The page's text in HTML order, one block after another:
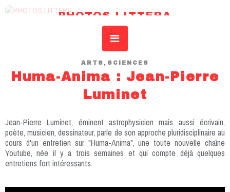
PHOTOS LITTERA
REVUE DE L’IDSAR – INSTITUT DROIT SCIENCES ART RECHERCHE
ARTS, SCIENCES
Huma-Anima : Jean-Pierre
Luminet
Jean-Pierre Luminet, éminent astrophysicien mais aussi écrivain,
poète, musicien, dessinateur, parle de son approche pluridisciplinaire au
cours d'un entretien sur "Huma-Anima", une toute nouvelle chaîne
Youtube, née il y a trois semaines et qui compte déjà quelques
entretiens fort intéressants.